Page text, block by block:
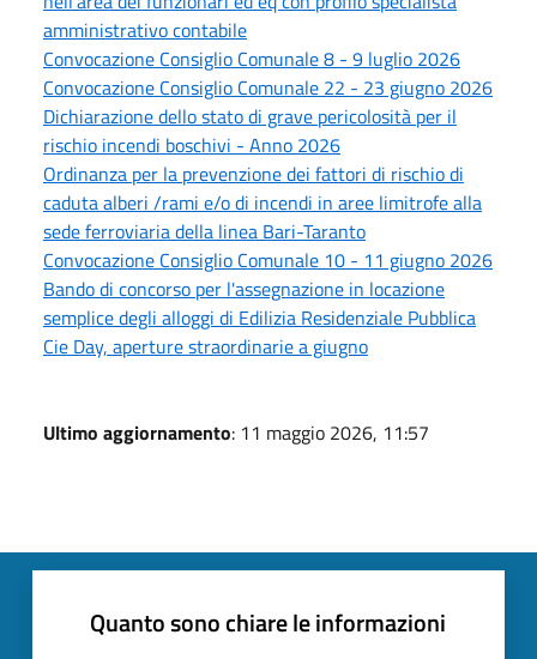
amministrativo contabile
Convocazione Consiglio Comunale 8 - 9 luglio 2026
Convocazione Consiglio Comunale 22 - 23 giugno 2026
Dichiarazione dello stato di grave pericolosità per il
rischio incendi boschivi - Anno 2026
Ordinanza per la prevenzione dei fattori di rischio di
caduta alberi /rami e/o di incendi in aree limitrofe alla
sede ferroviaria della linea Bari-Taranto
Convocazione Consiglio Comunale 10 - 11 giugno 2026
Bando di concorso per l'assegnazione in locazione
semplice degli alloggi di Edilizia Residenziale Pubblica
Cie Day, aperture straordinarie a giugno
Ultimo aggiornamento: 11 maggio 2026, 11:57
Quanto sono chiare le informazioni